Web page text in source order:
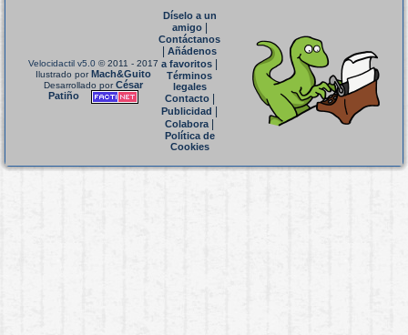
Velocidactil v5.0 © 2011 - 2017
Ilustrado porMach&Guito
Desarrollado porCésar
Patiño
Díselo a un
amigo|
Contáctanos
Añádenos
a favoritos
Términos
legales
Contacto|
Publicidad
Colabora|
Política de
Cookies